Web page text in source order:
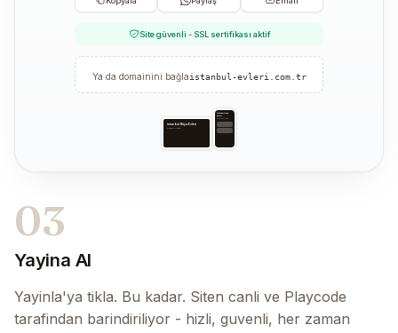
03
Yayina Al
Yayinla'ya tikla. Bu kadar. Siten canli ve Playcode
tarafindan barindiriliyor - hizli, guvenli, her zaman
Site güvenli - SSL sertifikası aktif
Ya da domainini bağlaistanbul-evleri.com.tr
İstanbul Rüya Evleri